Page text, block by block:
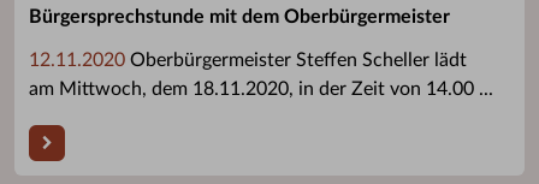
Bürgersprechstunde mit dem Oberbürgermeister
12.11.2020 Oberbürgermeister Steffen Scheller lädt
am Mittwoch, dem 18.11.2020, in der Zeit von 14.00 ...